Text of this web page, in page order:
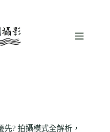
先? 拍攝模式全解析，